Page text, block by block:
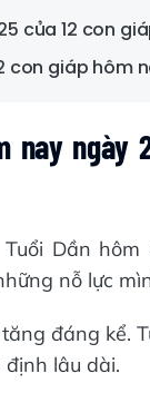
của 12 con
con giáp hôm
nay ngày
Dần
nỗ lực
đáng kể.
lâu dài.